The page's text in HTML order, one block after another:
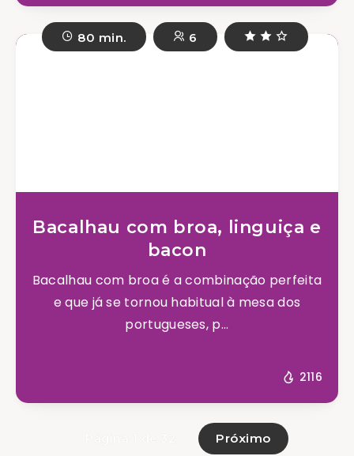
80 min. 6
Bacalhau com broa, linguiça e
bacon
Bacalhau com broa é a combinação perfeita
e que já se tornou habitual à mesa dos
portugueses, p...
2116
Próximo